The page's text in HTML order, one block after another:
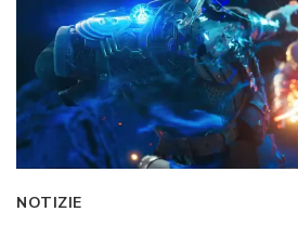
NOTIZIE